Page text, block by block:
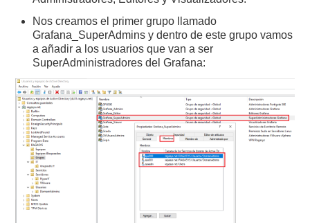
Nos creamos el primer grupo llamado
Grafana_SuperAdmins y dentro de este grupo vamos
a añadir a los usuarios que van a ser
SuperAdministradores del Grafana: